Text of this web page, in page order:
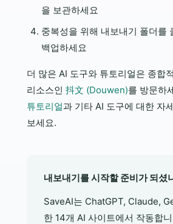
을 보관하세요
중복성을 위해 내보내기 폴더를
백업하세요
더 많은 AI 도구와 튜토리얼은 종합
리소스인 抖文 (Douwen)를 방문하
튜토리얼과 기타 AI 도구에 대한 자
보세요.
내보내기를 시작할 준비가 되셨
SaveAI는 ChatGPT, Claude,
한 14개 AI 사이트에서 작동합